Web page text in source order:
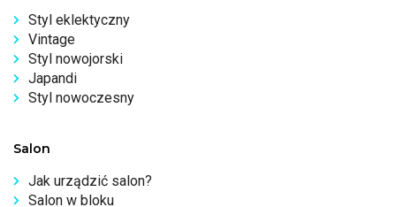
Styl eklektyczny
Vintage
Styl nowojorski
Japandi
Styl nowoczesny
Salon
Jak urządzić salon?
Salon w bloku